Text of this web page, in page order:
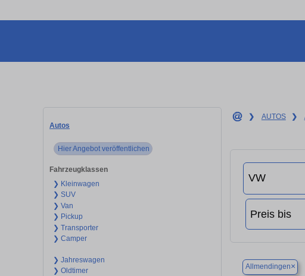
Autos
Hier Angebot veröffentlichen
Fahrzeugklassen
❯ Kleinwagen
❯ SUV
❯ Van
❯ Pickup
❯ Transporter
❯ Camper
❯ Jahreswagen
❯ Oldtimer
❯ AUTOS ❯
Allmendingen×